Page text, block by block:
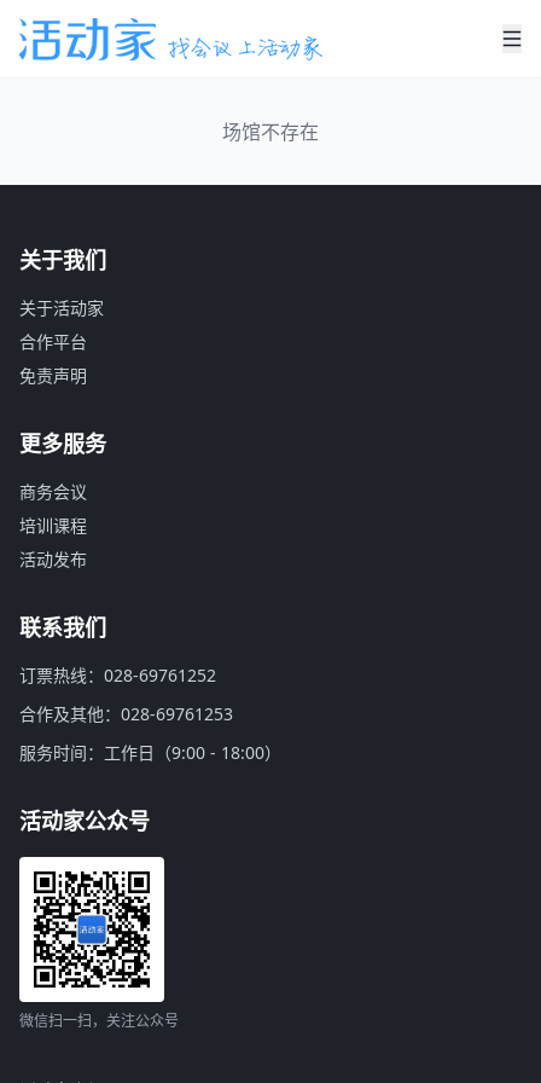
场馆不存在
关于我们
关于活动家
合作平台
免责声明
更多服务
商务会议
培训课程
活动发布
联系我们
订票热线：028-69761252
合作及其他：028-69761253
服务时间：工作日（9:00 - 18:00）
活动家公众号
微信扫一扫，关注公众号